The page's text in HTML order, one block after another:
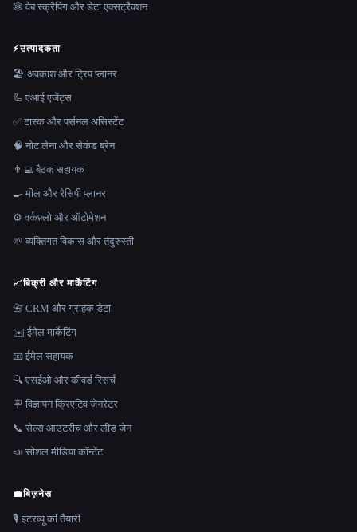
🕸️ वेब स्क्रैपिंग और डेटा एक्सट्रैक्शन
⚡उत्पादकता
🏖 अवकाश और ट्रिप प्लानर
🦾 एआई एजेंट्स
✅ टास्क और पर्सनल असिस्टेंट
🧠 नोट लेना और सेकंड ब्रेन
👨‍💻 बैठक सहायक
🍳 मील और रेसिपी प्लानर
⚙️ वर्कफ़्लो और ऑटोमेशन
🌱 व्यक्तिगत विकास और तंदुरुस्ती
📈बिक्री और मार्केटिंग
📇 CRM और ग्राहक डेटा
✉️ ईमेल मार्केटिंग
📧 ईमेल सहायक
🔍 एसईओ और कीवर्ड रिसर्च
🪧 विज्ञापन क्रिएटिव जेनरेटर
📞 सेल्स आउटरीच और लीड जेन
📣 सोशल मीडिया कॉन्टेंट
💼बिज़नेस
🎙️ इंटरव्यू की तैयारी